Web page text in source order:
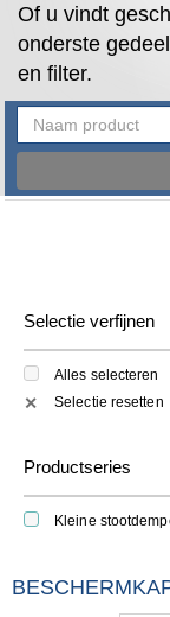
Of u vindt
onderste
en filter.
Selectie verfijnen
Alles selecteren
✕ Selectie resetten
Productseries
Kleine